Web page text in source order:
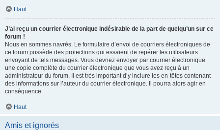
Haut
J’ai reçu un courrier électronique indésirable de la part de quelqu’un sur ce
forum !
Nous en sommes navrés. Le formulaire d’envoi de courriers électroniques de
ce forum possède des protections qui essaient de repérer les utilisateurs
envoyant de tels messages. Vous devriez envoyer par courrier électronique
une copie complète du courrier électronique que vous avez reçu à un
administrateur du forum. Il est très important d’y inclure les en-têtes contenant
des informations sur l’auteur du courrier électronique. Il pourra alors agir en
conséquence.
Haut
Amis et ignorés